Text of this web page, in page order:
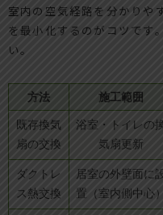
室内の空気経路を分かりや
を最小化するのがコツです
い。
方法 施工範囲
既存換気
扇の交換
浴室・トイレの
気扇更新
ダクトレ
ス熱交換
居室の外壁面に
置（室内側中心）